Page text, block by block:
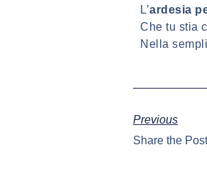
L’ardesia
Che tu stia
Nella
Previous
Share the